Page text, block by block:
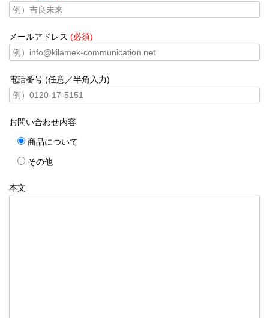
メールアドレス (必須)
電話番号 (任意／半角入力)
お問い合わせ内容
商品について
その他
本文